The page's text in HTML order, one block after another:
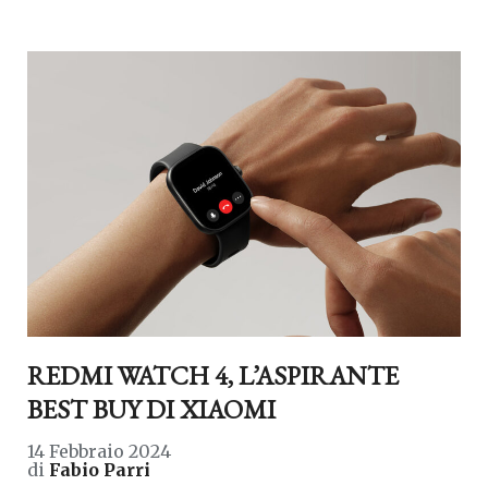
REDMI WATCH 4, L’ASPIRANTE
BEST BUY DI XIAOMI
14 Febbraio 2024
di Fabio Parri